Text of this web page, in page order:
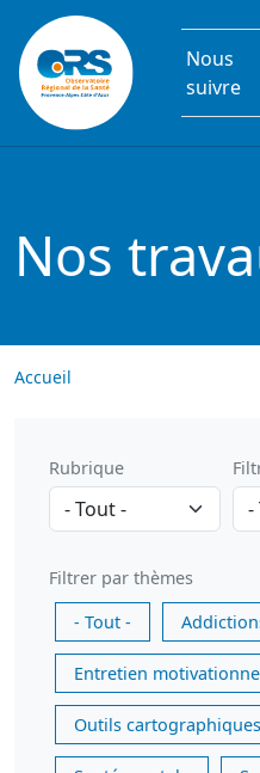
Aller au contenu principal
Nous
suivre
Nos
Accueil
Rubrique
Filtrer par thèmes
- Tout -
Entretien
Outils cartographiques